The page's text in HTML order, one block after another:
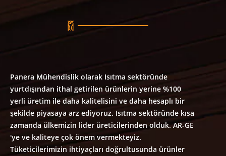
Panera Mühendislik olarak Isıtma sektöründe
yurtdışından ithal getirilen ürünlerin yerine %100
yerli üretim ile daha kalitelisini ve daha hesaplı bir
şekilde piyasaya arz ediyoruz. Isıtma sektöründe kısa
zamanda ülkemizin lider üreticilerinden olduk. AR-GE
'ye ve kaliteye çok önem vermekteyiz.
Tüketicilerimizin ihtiyaçları doğrultusunda ürünler